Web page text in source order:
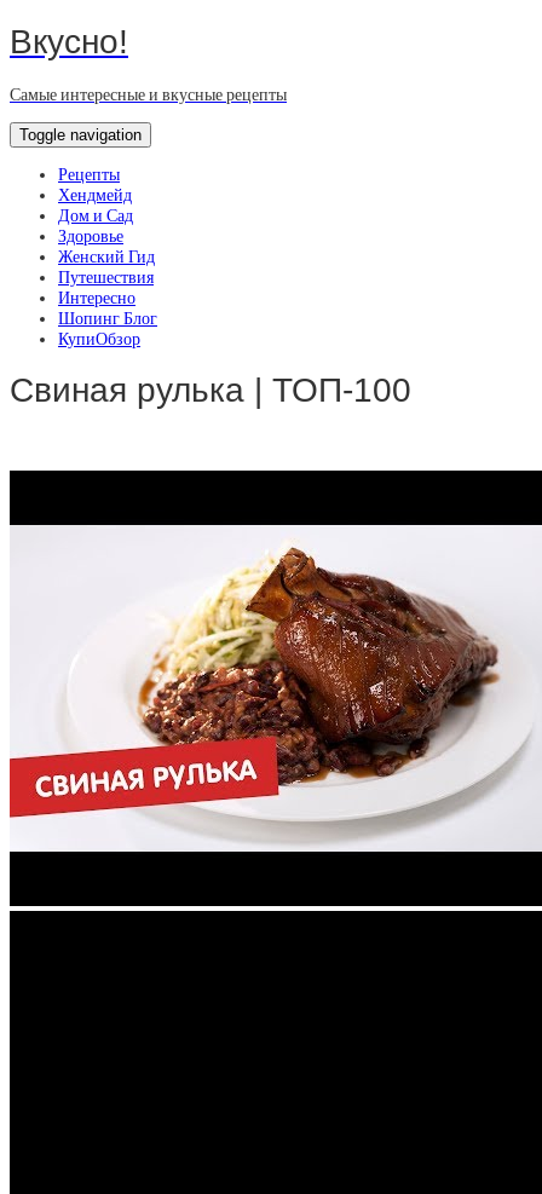
Вкусно!
Самые интересные и вкусные рецепты
Toggle navigation
Рецепты
Хендмейд
Дом и Сад
Здоровье
Женский Гид
Путешествия
Интересно
Шопинг Блог
КупиОбзор
Свиная рулька | ТОП-100